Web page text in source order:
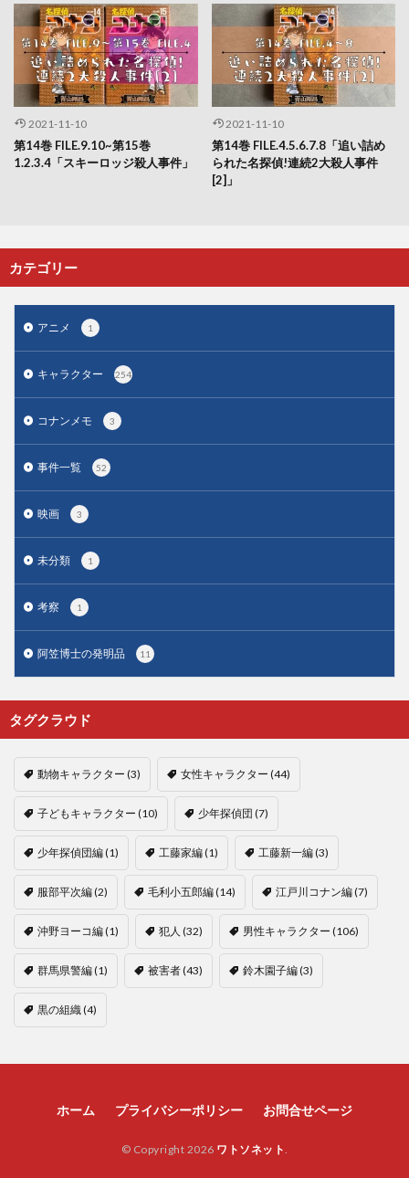
2021-11-10
第14巻 FILE.9.10~第15巻
1.2.3.4「スキーロッジ殺人事件」
2021-11-10
第14巻 FILE.4.5.6.7.8「追い詰め
られた名探偵!連続2大殺人事件
[2]」
カテゴリー
アニメ 1
キャラクター 254
コナンメモ 3
事件一覧 52
映画 3
未分類 1
考察 1
阿笠博士の発明品 11
タグクラウド
動物キャラクター (3) 女性キャラクター (44)
子どもキャラクター (10) 少年探偵団 (7)
少年探偵団編(1) 工藤家編(1) 工藤新一編(3)
服部平次編(2) 毛利小五郎編(14) 江戸川コナン編(7)
沖野ヨーコ編(1) 犯人 (32) 男性キャラクター (106)
群馬県警編(1) 被害者(43) 鈴木園子編(3)
黒の組織(4)
ホーム プライバシーポリシー お問合せページ
© Copyright 2026 ワトソネット.